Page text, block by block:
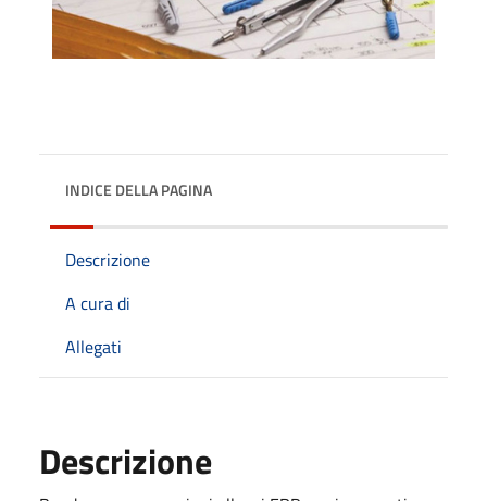
INDICE DELLA PAGINA
Descrizione
A cura di
Allegati
Descrizione